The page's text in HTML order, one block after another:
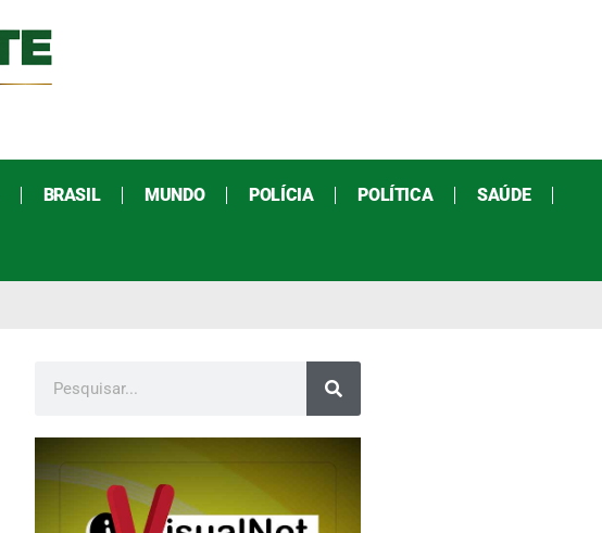
BRASIL MUNDO POLÍCIA POLÍTICA SAÚDE